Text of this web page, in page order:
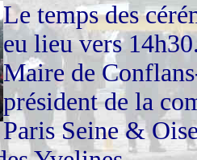
Le temps des
eu lieu vers
Maire de
président de la
Paris Seine &